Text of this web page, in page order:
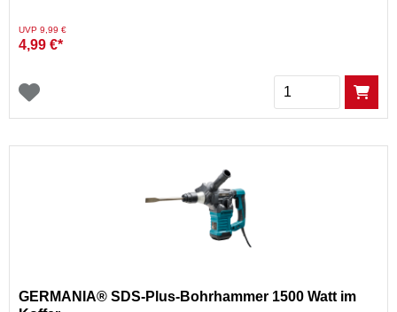
Preis reduziert von
UVP 9,99 €auf
4,99 €*
Menge
GERMANIA® SDS-Plus-Bohrhammer 1500 Watt im